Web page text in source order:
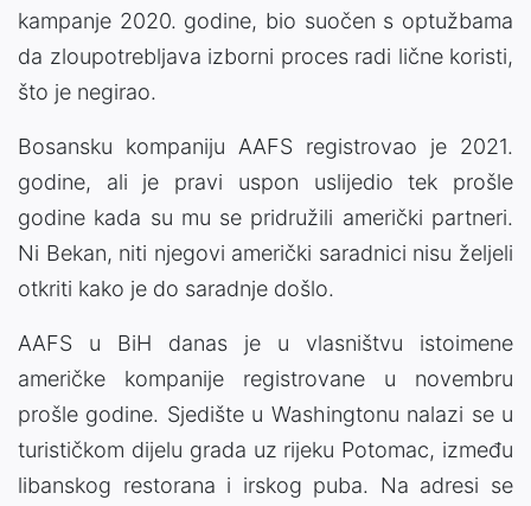
kampanje 2020. godine, bio suočen s optužbama
da zloupotrebljava izborni proces radi lične koristi,
što je negirao.
Bosansku kompaniju AAFS registrovao je 2021.
godine, ali je pravi uspon uslijedio tek prošle
godine kada su mu se pridružili američki partneri.
Ni Bekan, niti njegovi američki saradnici nisu željeli
otkriti kako je do saradnje došlo.
AAFS u BiH danas je u vlasništvu istoimene
američke kompanije registrovane u novembru
prošle godine. Sjedište u Washingtonu nalazi se u
turističkom dijelu grada uz rijeku Potomac, između
libanskog restorana i irskog puba. Na adresi se